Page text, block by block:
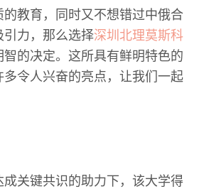
教育，同时又不想错过中俄合
力，那么选择深圳北理莫斯科
智的决定。这所具有鲜明特色的
多令人兴奋的亮点，让我们一起
关键共识的助力下，该大学得